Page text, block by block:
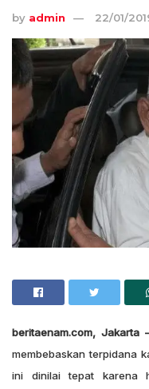
by admin 22/01/
beritaenam.com, Jakarta
membebaskan terpidana
ini dinilai tepat karena